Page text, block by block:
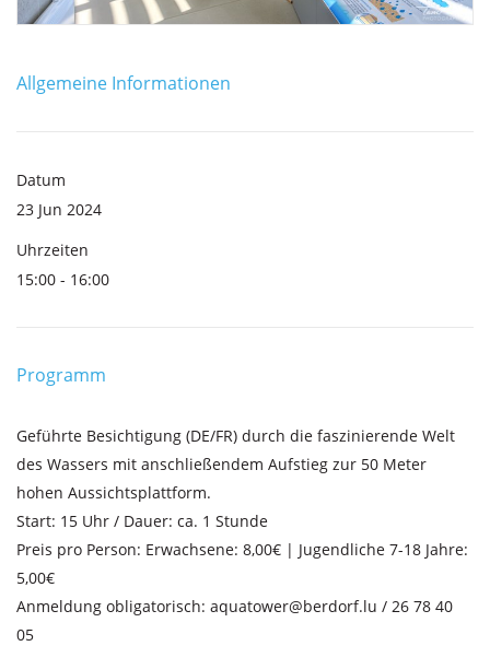
Allgemeine Informationen
Datum
23 Jun 2024
Uhrzeiten
15:00 - 16:00
Programm
Geführte Besichtigung (DE/FR) durch die faszinierende Welt
des Wassers mit anschließendem Aufstieg zur 50 Meter
hohen Aussichtsplattform.
Start: 15 Uhr / Dauer: ca. 1 Stunde
Preis pro Person: Erwachsene: 8,00€ | Jugendliche 7-18 Jahre:
5,00€
Anmeldung obligatorisch: aquatower@berdorf.lu / 26 78 40
05